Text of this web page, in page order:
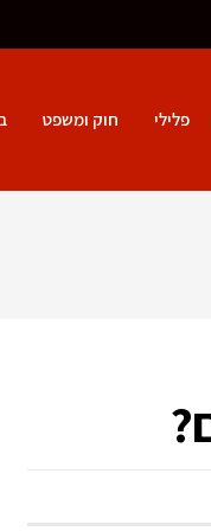
פלילי חוק ומשפט